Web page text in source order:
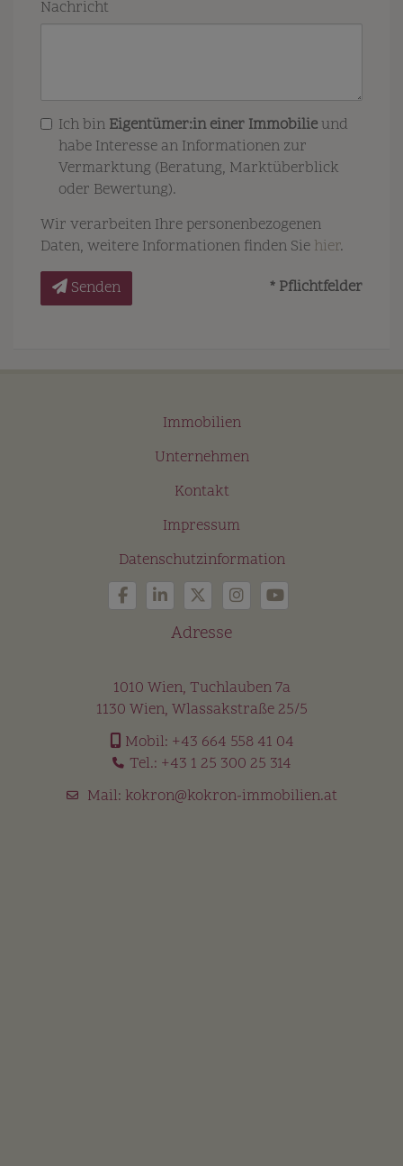
Nachricht
Ich bin Eigentümer:in einer Immobilieund
habe Interesse an Informationen zur
Vermarktung (Beratung, Marktüberblick
oder Bewertung).
Wir verarbeiten Ihre personenbezogenen
Daten, weitere Informationen finden Sie hier.
Senden
* Pflichtfelder
Immobilien
Unternehmen
Kontakt
Impressum
Datenschutzinformation
Adresse
1010 Wien, Tuchlauben 7a
1130 Wien, Wlassakstraße 25/5
Mobil: +43 664 558 41 04
Tel.: +43 1 25 300 25 314
Mail: kokron@kokron-immobilien.at